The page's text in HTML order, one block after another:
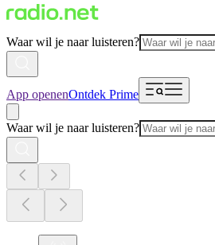
Waar wil je naar luisteren?
App openenOntdek Prime
Waar wil je naar luisteren?